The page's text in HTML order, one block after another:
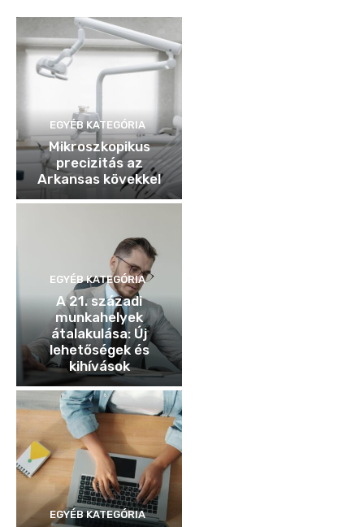
EGYÉB KATEGÓRIA
Mikroszkopikus
precizitás az
Arkansas kövekkel
EGYÉB KATEGÓRIA
A 21. századi
munkahelyek
átalakulása: Új
lehetőségek és
kihívások
EGYÉB KATEGÓRIA